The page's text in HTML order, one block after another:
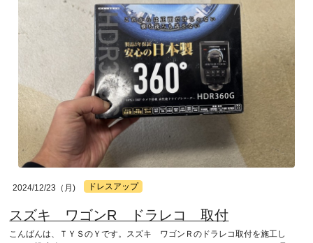
2024/12/23（月) ドレスアップ
スズキ ワゴンR ドラレコ 取付
こんばんは、ＴＹＳのＹです。スズキ ワゴンＲのドラレコ取付を施工し